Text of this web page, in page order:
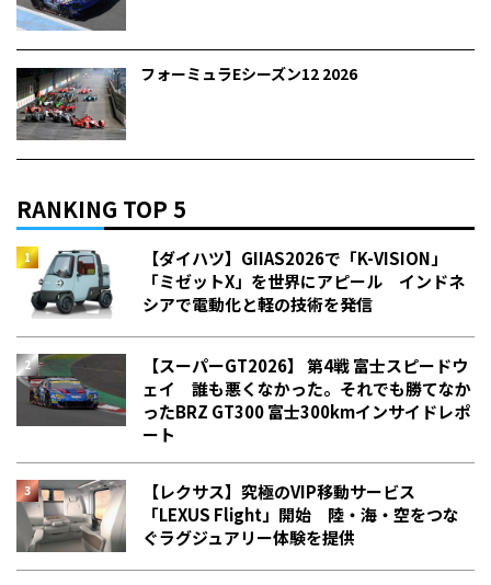
フォーミュラEシーズン12 2026
RANKING TOP 5
【ダイハツ】GIIAS2026で「K-VISION」
「ミゼットX」を世界にアピール インドネ
シアで電動化と軽の技術を発信
【スーパーGT2026】 第4戦 富士スピードウ
ェイ 誰も悪くなかった。それでも勝てなか
った――BRZ GT300 富士300kmインサイドレポ
ート
【レクサス】究極のVIP移動サービス
「LEXUS Flight」開始 陸・海・空をつな
ぐラグジュアリー体験を提供